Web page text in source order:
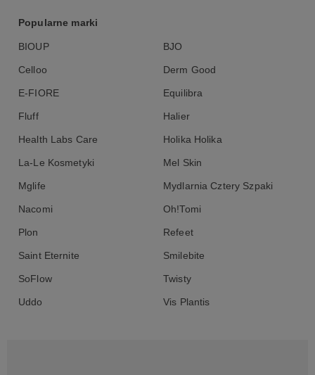
Popularne marki
BIOUP BJO
Celloo Derm Good
E-FIORE Equilibra
Fluff Halier
Health Labs Care Holika Holika
La-Le Kosmetyki Mel Skin
Mglife Mydlarnia Cztery Szpaki
Nacomi Oh!Tomi
Plon Refeet
Saint Eternite Smilebite
SoFlow Twisty
Uddo Vis Plantis